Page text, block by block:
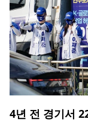
4년 전 경기서